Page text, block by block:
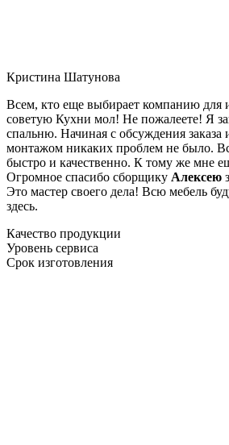
Кристина Шатунова
Всем, кто еще выбирает компанию для
советую Кухни мол! Не пожалеете! Я
спальню. Начиная с обсуждения заказа
монтажом никаких проблем не было.
быстро и качественно. К тому же мне
Огромное спасибо сборщику Алексею
Это мастер своего дела! Всю мебель
здесь.
Качество продукции
Уровень сервиса
Срок изготовления